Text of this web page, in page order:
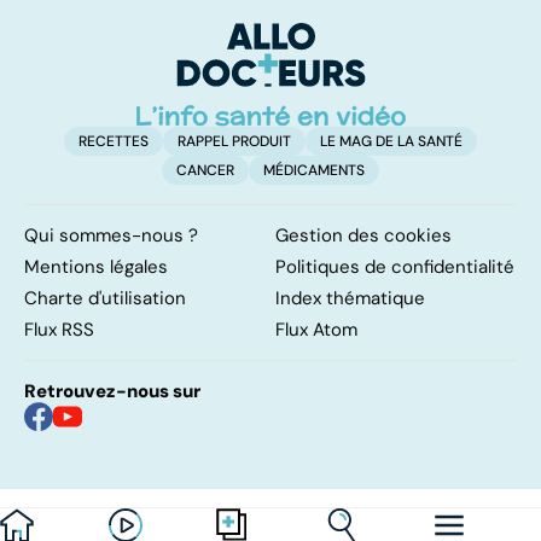
nos recettes
RECETTES RAPPEL PRODUIT
LE MAG DE LA SANTÉ
CANCER
MÉDICAMENTS
Qui sommes-nous ?
Gestion des cookies
Mentions légales
Politiques de confidentialité
Charte d'utilisation
Index thématique
Flux RSS
Flux Atom
Retrouvez-nous sur